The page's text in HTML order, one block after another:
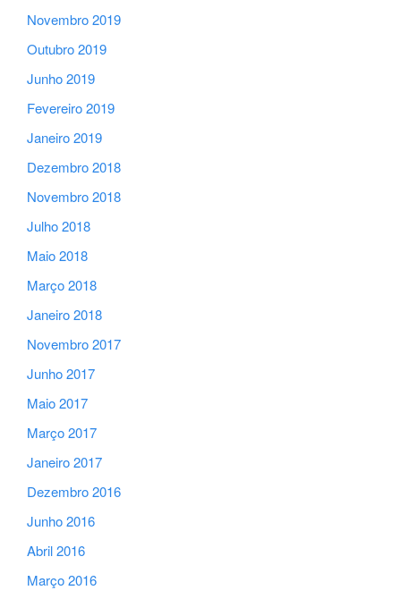
Novembro 2019
Outubro 2019
Junho 2019
Fevereiro 2019
Janeiro 2019
Dezembro 2018
Novembro 2018
Julho 2018
Maio 2018
Março 2018
Janeiro 2018
Novembro 2017
Junho 2017
Maio 2017
Março 2017
Janeiro 2017
Dezembro 2016
Junho 2016
Abril 2016
Março 2016